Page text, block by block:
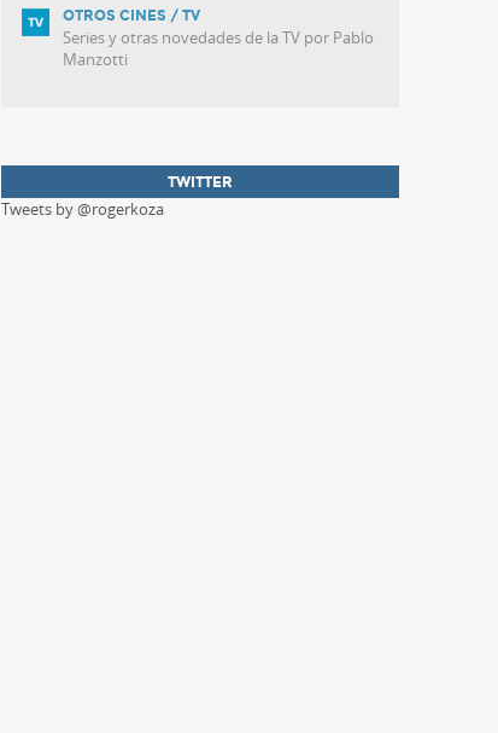
OTROS CINES / TV
Series y otras novedades de la TV por Pablo
Manzotti
TWITTER
Tweets by @rogerkoza